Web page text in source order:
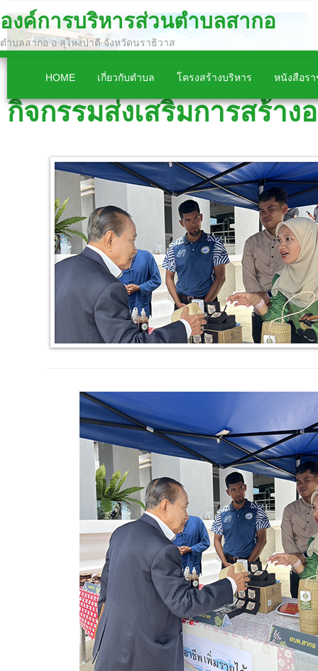
องค์การบริหารส่วนตำบลสากอ
ตำบลสากอ อ.สุไหงปาดี จังหวัดนราธิวาส
HOME เกี่ยวกับตำบล โครงสร้างบริหาร หนังสือร
กิจกรรมส่งเสริมการสร้า